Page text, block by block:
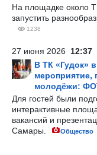
На площадке около
запустить
1238
27 июня 2026 12:37
В ТК «Гудок»
мероприятие,
молодёжи:
Для гостей были
интерактивные
вакансий и
Самары.
Общество